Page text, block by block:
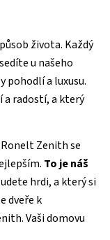
života. Každý
u našeho
pohodlí a luxusu.
radostí, a který
Zenith se
To je náš
hrdi, a který si
dveře k
Vaši domovu